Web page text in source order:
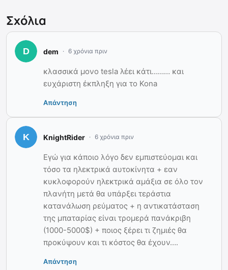
Σχόλια
dem 6 χρόνια πριν
κλασσικά μονο tesla λέει κάτι……… και
ευχάριστη έκπληξη για το Kona
Απάντηση
KnightRider 6 χρόνια πριν
Εγώ για κάποιο λόγο δεν εμπιστεύομαι και
τόσο τα ηλεκτρικά αυτοκίνητα + εαν
κυκλοφορούν ηλεκτρικά αμάξια σε όλο τον
πλανήτη μετά θα υπάρξει τεράστια
κατανάλωση ρεύματος + η αντικατάσταση
της μπαταρίας είναι τρομερά πανάκριβη
(1000-5000$) + ποιος ξέρει τι ζημιές θα
προκύψουν και τι κόστος θα έχουν….
Απάντηση